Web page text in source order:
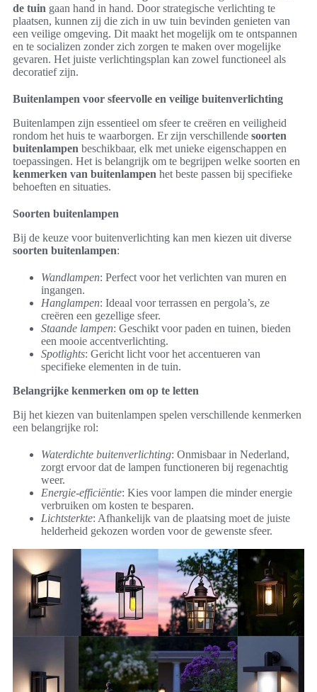
de tuin gaan hand in hand. Door strategische verlichting te
plaatsen, kunnen zij die zich in uw tuin bevinden genieten van
een veilige omgeving. Dit maakt het mogelijk om te ontspannen
en te socializen zonder zich zorgen te maken over mogelijke
gevaren. Het juiste verlichtingsplan kan zowel functioneel als
decoratief zijn.
Buitenlampen voor sfeervolle en veilige buitenverlichting
Buitenlampen zijn essentieel om sfeer te creëren en veiligheid
rondom het huis te waarborgen. Er zijn verschillende soorten
buitenlampen beschikbaar, elk met unieke eigenschappen en
toepassingen. Het is belangrijk om te begrijpen welke soorten en
kenmerken van buitenlampen het beste passen bij specifieke
behoeften en situaties.
Soorten buitenlampen
Bij de keuze voor buitenverlichting kan men kiezen uit diverse
soorten buitenlampen:
Wandlampen: Perfect voor het verlichten van muren en
ingangen.
Hanglampen: Ideaal voor terrassen en pergola’s, ze
creëren een gezellige sfeer.
Staande lampen: Geschikt voor paden en tuinen, bieden
een mooie accentverlichting.
Spotlights: Gericht licht voor het accentueren van
specifieke elementen in de tuin.
Belangrijke kenmerken om op te letten
Bij het kiezen van buitenlampen spelen verschillende kenmerken
een belangrijke rol:
Waterdichte buitenverlichting: Onmisbaar in Nederland,
zorgt ervoor dat de lampen functioneren bij regenachtig
weer.
Energie-efficiëntie: Kies voor lampen die minder energie
verbruiken om kosten te besparen.
Lichtsterkte: Afhankelijk van de plaatsing moet de juiste
helderheid gekozen worden voor de gewenste sfeer.